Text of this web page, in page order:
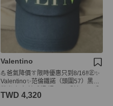
Valentino
💪爸氣降價👔限時優惠只到8/16‼️㊣✨
Valentino✨范倫鐵諾（頭圍57）黑色
配件/保證正品🌳二手樹屋🌳
TWD 4,320